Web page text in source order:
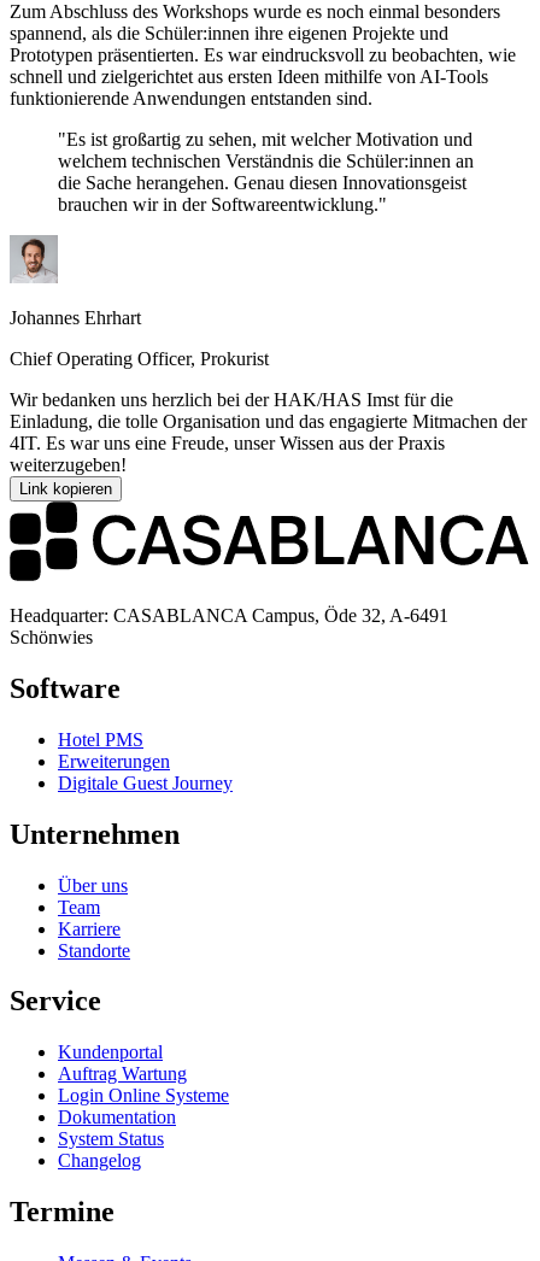
Zum Abschluss des Workshops wurde es noch einmal besonders
spannend, als die Schüler:innen ihre eigenen Projekte und
Prototypen präsentierten. Es war eindrucksvoll zu beobachten, wie
schnell und zielgerichtet aus ersten Ideen mithilfe von AI-Tools
funktionierende Anwendungen entstanden sind.
Es ist großartig zu sehen, mit welcher Motivation und
welchem technischen Verständnis die Schüler:innen an
die Sache herangehen. Genau diesen Innovationsgeist
brauchen wir in der Softwareentwicklung.
Johannes Ehrhart
Chief Operating Officer, Prokurist
Wir bedanken uns herzlich bei der HAK/HAS Imst für die
Einladung, die tolle Organisation und das engagierte Mitmachen der
4IT. Es war uns eine Freude, unser Wissen aus der Praxis
weiterzugeben!
Link kopieren
Headquarter: CASABLANCA Campus, Öde 32, A-6491
Schönwies
Software
Hotel PMS
Erweiterungen
Digitale Guest Journey
Unternehmen
Über uns
Team
Karriere
Standorte
Service
Kundenportal
Auftrag Wartung
Login Online Systeme
Dokumentation
System Status
Changelog
Termine